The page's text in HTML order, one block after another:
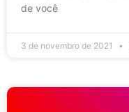
de você
3 de novembro de 2021